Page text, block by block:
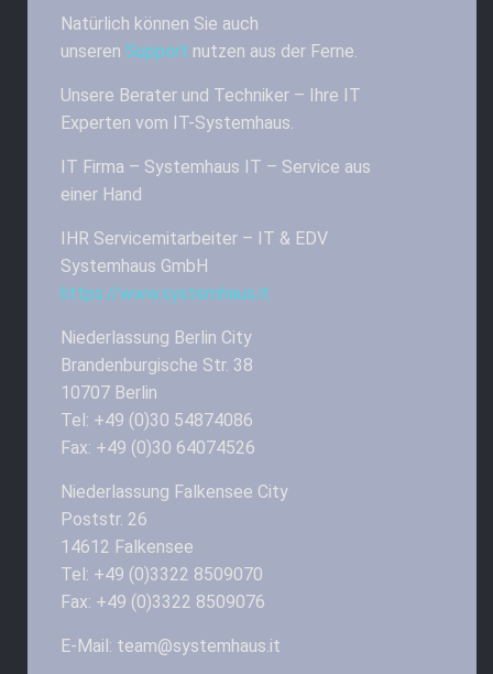
Natürlich können Sie auch
unseren Support nutzen aus der Ferne.
Unsere Berater und Techniker – Ihre IT
Experten vom IT-Systemhaus.
IT Firma – Systemhaus IT – Service aus
einer Hand
IHR Servicemitarbeiter – IT & EDV
Systemhaus GmbH
https://www.systemhaus.it
Niederlassung Berlin City
Brandenburgische Str. 38
10707 Berlin
Tel: +49 (0)30 54874086
Fax: +49 (0)30 64074526
Niederlassung Falkensee City
Poststr. 26
14612 Falkensee
Tel: +49 (0)3322 8509070
Fax: +49 (0)3322 8509076
E-Mail: team@systemhaus.it